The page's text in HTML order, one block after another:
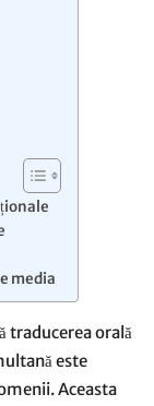
media
traducerea orală
este
Aceasta